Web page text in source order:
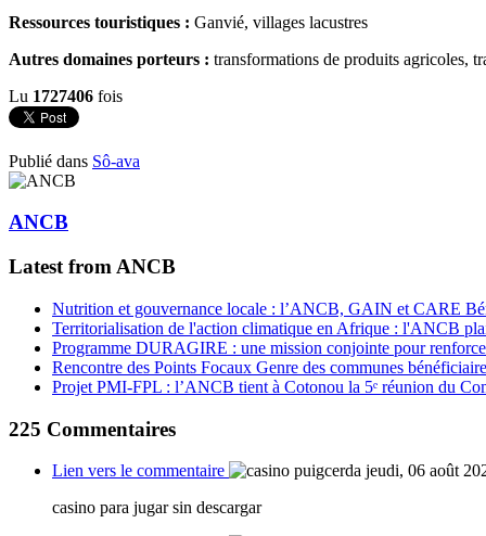
Ressources touristiques : Ganvié, villages lacustres
Autres domaines porteurs : transformations de produits agricoles,
Lu 1727406 fois
Publié dans Sô-ava
ANCB
Latest from ANCB
Nutrition et gouvernance locale : l’ANCB, GAIN et CARE
Territorialisation de l'action climatique en Afrique : l'ANCB
Programme DURAGIRE : une mission conjointe pour
Rencontre des Points Focaux Genre des communes
Projet PMI-FPL : l’ANCB tient à Cotonou la 5ᵉ réunion du
225 Commentaires
Lien vers le commentaire
jeudi, 06 août
casino para jugar sin descargar